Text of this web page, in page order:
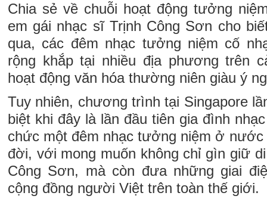
Chia sẻ về chuỗi hoạt động tưởng
em gái nhạc sĩ Trịnh Công Sơn cho
qua, các đêm nhạc tưởng niệm cố
rộng khắp tại nhiều địa phương trên
hoạt động văn hóa thường niên giàu ý
Tuy nhiên, chương trình tại Singapore
biệt khi đây là lần đầu tiên gia đình
chức một đêm nhạc tưởng niệm ở nước
đời, với mong muốn không chỉ gìn giữ
Công Sơn, mà còn đưa những giai
cộng đồng người Việt trên toàn thế giới.